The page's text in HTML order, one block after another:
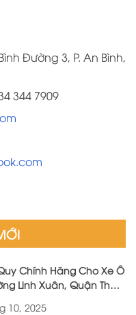
Đường 3, P. An Bình,
344 7909
Chính Hãng Cho Xe Ô
Linh Xuân, Quận Thủ
Chí Minh
10, 2025